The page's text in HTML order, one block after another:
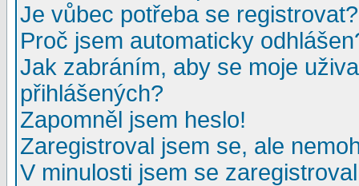
Je vůbec potřeba se registrovat?
Proč jsem automaticky
Jak zabráním, aby se moje
přihlášených?
Zapomněl jsem heslo!
Zaregistroval jsem se, ale
V minulosti jsem se